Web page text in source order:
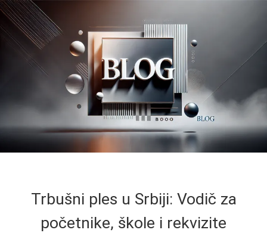
Trbušni ples u Srbiji: Vodič za
početnike, škole i rekvizite